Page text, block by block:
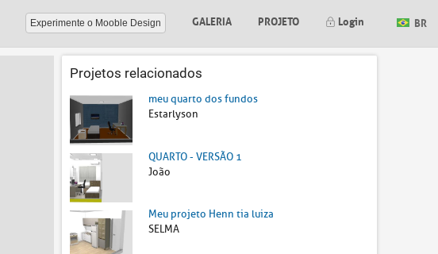
Experimente o Mooble Design GALERIA PROJETO Login BR
Projetos relacionados
meu quarto dos fundos
Estarlyson
QUARTO - VERSÃO 1
João
Meu projeto Henn tia luiza
SELMA